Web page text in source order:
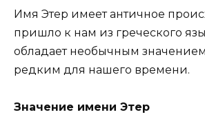
Имя Этер имеет античное
пришло к нам из греческого
обладает необычным
редким для нашего времени.
Значение имени Этер